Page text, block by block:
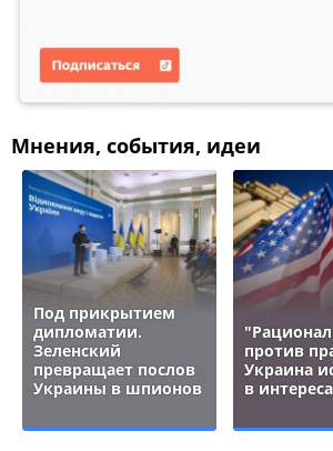
Мнения, события, идеи
Под прикрытием
дипломатии.
Зеленский
превращает послов
Украины в шпионов
против
Украина
в